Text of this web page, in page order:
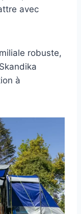
avec
robuste,
à